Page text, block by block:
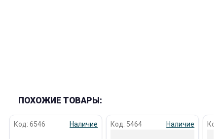
ПОХОЖИЕ ТОВАРЫ:
Код: 6546 Наличие Код: 5464 Наличие